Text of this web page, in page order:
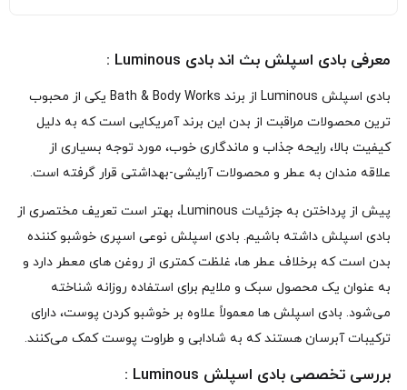
معرفی بادی اسپلش بث اند بادی Luminous :
بادی اسپلش Luminous از برند Bath & Body Works یکی از محبوب‌
ترین محصولات مراقبت از بدن این برند آمریکایی است که به دلیل
کیفیت بالا، رایحه جذاب و ماندگاری خوب، مورد توجه بسیاری از
علاقه‌ مندان به عطر و محصولات آرایشی-بهداشتی قرار گرفته است.
پیش از پرداختن به جزئیات Luminous، بهتر است تعریف مختصری از
بادی اسپلش داشته باشیم. بادی اسپلش نوعی اسپری خوشبو کننده
بدن است که برخلاف عطر ها، غلظت کمتری از روغن‌ های معطر دارد و
به‌ عنوان یک محصول سبک و ملایم برای استفاده روزانه شناخته
می‌شود. بادی اسپلش‌ ها معمولاً علاوه‌ بر خوشبو کردن پوست، دارای
ترکیبات آبرسان هستند که به شادابی و طراوت پوست کمک می‌کنند.
بررسی تخصصی بادی اسپلش Luminous :